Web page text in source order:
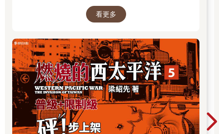
品在CCC連載中。第五集為最新級數，買就抽作
看更多